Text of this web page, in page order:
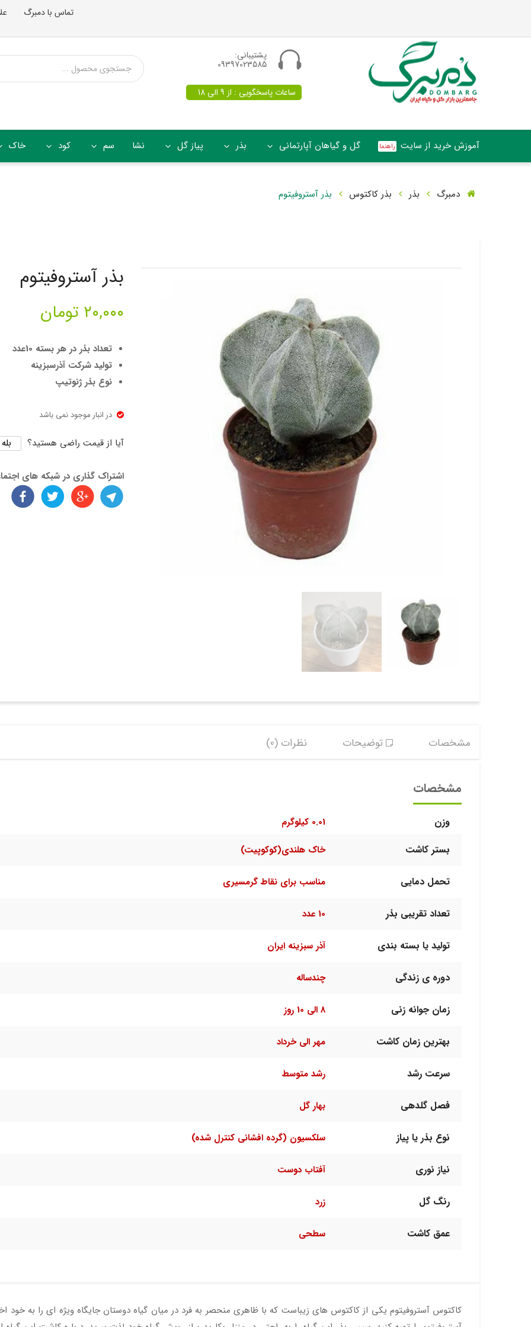
تماس با دمبرگ
پشتیبانی:
09397023585
ساعات پاسخگویی : از 9 الی 18
آموزش خرید از سایت گل و گیاهان آپارتمانی بذر پیاز گل نشا سم کود خاک
دمبرگ بذر بذر کاکتوس بذر آستروفیتوم
بذر آستروفیتوم
۲۰,۰۰۰ تومان
تعداد بذر در هر بسته 10عدد
تولید شرکت آذرسبزینه
نوع بذر ژنوتیپ
در انبار موجود نمی باشد
آیا از قیمت راضی هستید؟ بله
اشتراک گذاری در شبکه های
مشخصات توضیحات نظرات (0)
مشخصات
وزن 0.01 کیلوگرم
بستر کاشت خاک هلندی(کوکوپیت)
تحمل دمایی مناسب برای نقاط گرمسیری
تعداد تقریبی بذر 10 عدد
تولید یا بسته بندی آذر سبزینه ایران
دوره ی زندگی چندساله
زمان جوانه زنی 8 الی 10 روز
بهترین زمان کاشت مهر الی خرداد
سرعت رشد رشد متوسط
فصل گلدهی بهار گل
نوع بذر یا پیاز سلکسیون (گرده افشانی کنترل شده)
نیاز نوری آفتاب دوست
رنگ گل زرد
عمق کاشت سطحی
کاکتوس آستروفیتوم یکی از کاکتوس های زیباست که با ظاهری منحصر به فرد در میان گیاه دوستان جایگاه ویژه ای را به خود